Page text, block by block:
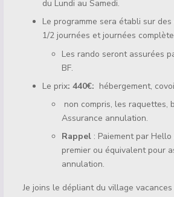
du Lundi au Samedi.
Le programme sera établi sur
1/2 journées et journées
Les rando seront assurées
BF.
Le prix: 440€: hébergement,
non compris, les raquettes,
Assurance annulation.
Rappel : Paiement par Hello
premier ou équivalent pour
annulation.
Je joins le dépliant du village